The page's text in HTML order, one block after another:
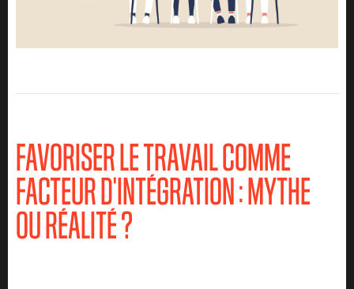
FAVORISER LE TRAVAIL COMME
FACTEUR D'INTÉGRATION : MYTHE
OU RÉALITÉ ?